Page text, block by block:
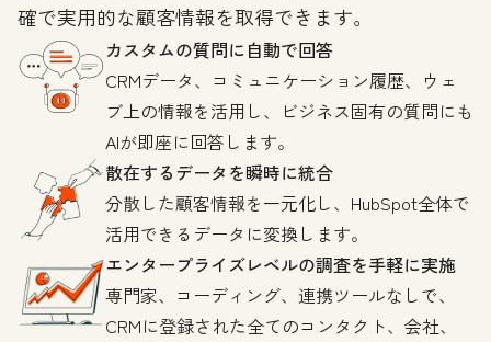
確で実用的な顧客情報を取得できます。
カスタムの質問に自動で回答
CRMデータ、コミュニケーション履歴、ウェ
ブ上の情報を活用し、ビジネス固有の質問にも
AIが即座に回答します。
散在するデータを瞬時に統合
分散した顧客情報を一元化し、HubSpot全体で
活用できるデータに変換します。
エンタープライズレベルの調査を手軽に実施
専門家、コーディング、連携ツールなしで、
CRMに登録された全てのコンタクト、会社、